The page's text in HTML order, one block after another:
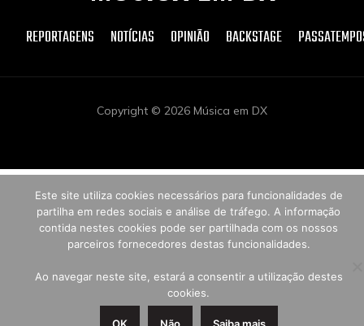
REPORTAGENS NOTÍCIAS OPINIÃO BACKSTAGE
Copyright © 2026 Música em DX
Este site utiliza cookies necessários para funcionalidades de
partilha em redes sociais e análise de tráfego. A informação
contida nestes cookies pode ser partilhada com os nossos
parceiros fornecedores destas funcionalidades.
Ao navegar neste site, estará a consentir a utilização destes
cookies.